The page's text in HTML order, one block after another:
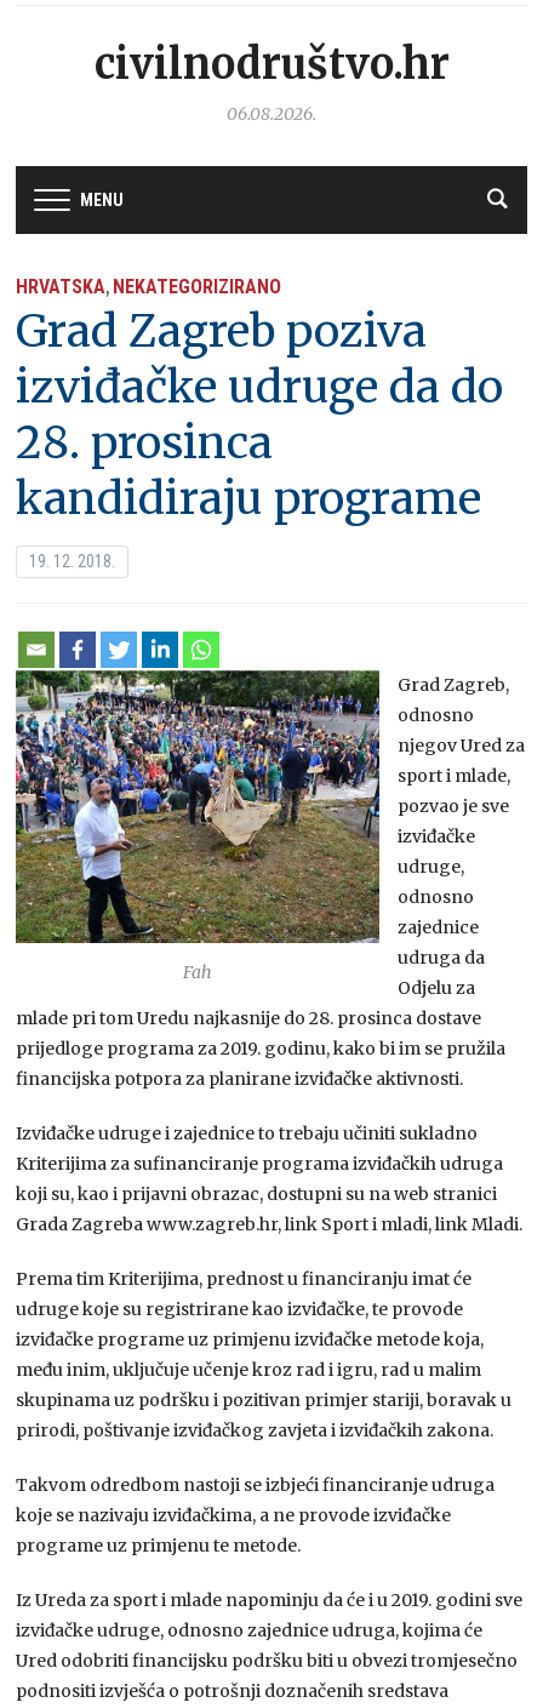
civilnodruštvo.hr
06.08.2026.
MENU
HRVATSKA, NEKATEGORIZIRANO
Grad Zagreb poziva
izviđačke udruge da do
28. prosinca
kandidiraju programe
19. 12. 2018.
Fah
Grad Zagreb,
odnosno
njegov Ured za
sport i mlade,
pozvao je sve
izviđačke
udruge,
odnosno
zajednice
udruga da
Odjelu za
mlade pri tom Uredu najkasnije do 28. prosinca dostave
prijedloge programa za 2019. godinu, kako bi im se pružila
financijska potpora za planirane izviđačke aktivnosti.
Izviđačke udruge i zajednice to trebaju učiniti sukladno
Kriterijima za sufinanciranje programa izviđačkih udruga
koji su, kao i prijavni obrazac, dostupni su na web stranici
Grada Zagreba www.zagreb.hr, link Sport i mladi, link Mladi.
Prema tim Kriterijima, prednost u financiranju imat će
udruge koje su registrirane kao izviđačke, te provode
izviđačke programe uz primjenu izviđačke metode koja,
među inim, uključuje učenje kroz rad i igru, rad u malim
skupinama uz podršku i pozitivan primjer stariji, boravak u
prirodi, poštivanje izviđačkog zavjeta i izviđačkih zakona.
Takvom odredbom nastoji se izbjeći financiranje udruga
koje se nazivaju izviđačkima, a ne provode izviđačke
programe uz primjenu te metode.
Iz Ureda za sport i mlade napominju da će i u 2019. godini sve
izviđačke udruge, odnosno zajednice udruga, kojima će
Ured odobriti financijsku podršku biti u obvezi tromjesečno
podnositi izvješća o potrošnji doznačenih sredstava